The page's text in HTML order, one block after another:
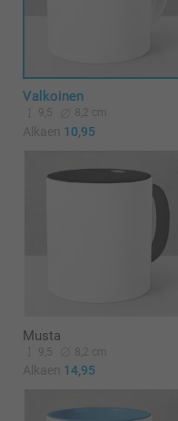
Valkoinen
9,5 8,2 cm
Alkaen 10,95
Musta
9,5 8,2 cm
Alkaen 14,95